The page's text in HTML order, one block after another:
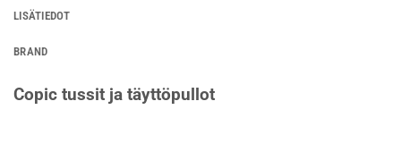
LISÄTIEDOT
BRAND
Copic tussit ja täyttöpullot